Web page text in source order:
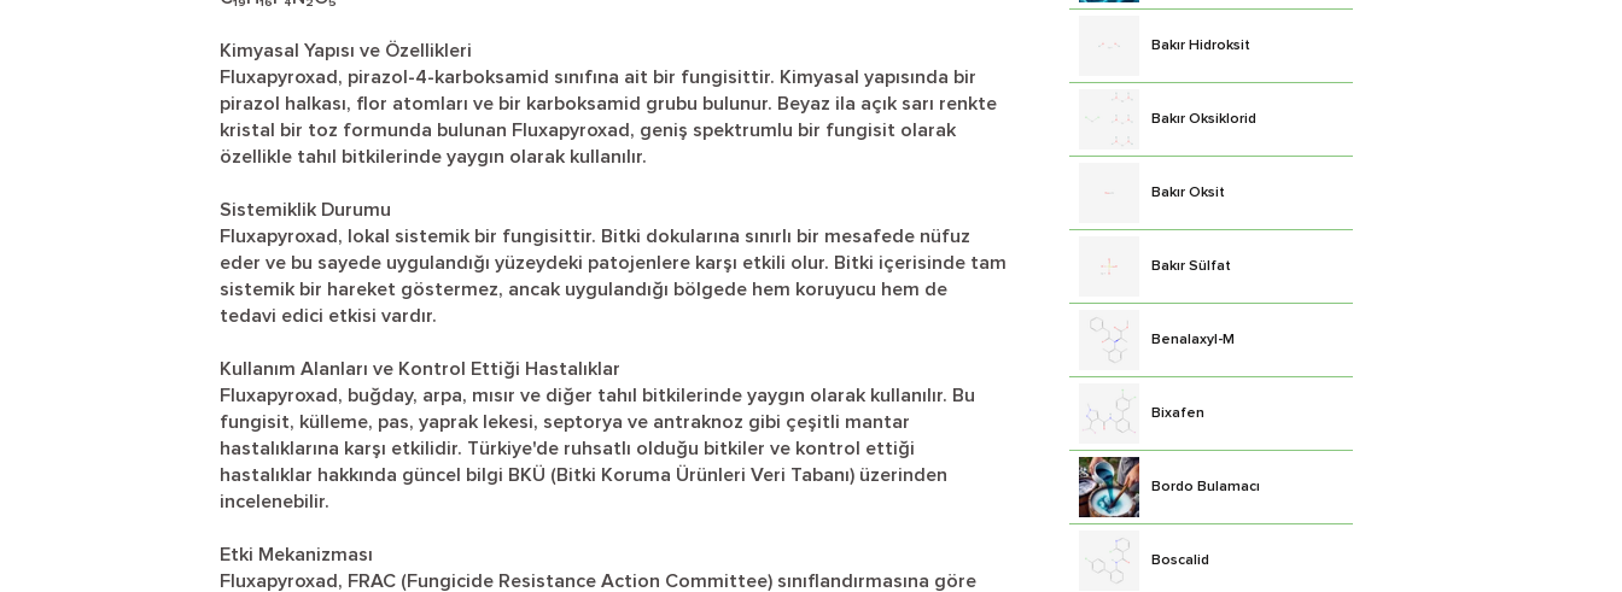
Kimyasal Yapısı ve Özellikleri
Fluxapyroxad, pirazol-4-karboksamid sınıfına ait bir fungisittir. Kimyasal yapısında bir
pirazol halkası, flor atomları ve bir karboksamid grubu bulunur. Beyaz ila açık sarı renkte
kristal bir toz formunda bulunan Fluxapyroxad, geniş spektrumlu bir fungisit olarak
özellikle tahıl bitkilerinde yaygın olarak kullanılır.
Sistemiklik Durumu
Fluxapyroxad, lokal sistemik bir fungisittir. Bitki dokularına sınırlı bir mesafede nüfuz
eder ve bu sayede uygulandığı yüzeydeki patojenlere karşı etkili olur. Bitki içerisinde tam
sistemik bir hareket göstermez, ancak uygulandığı bölgede hem koruyucu hem de
tedavi edici etkisi vardır.
Kullanım Alanları ve Kontrol Ettiği Hastalıklar
Fluxapyroxad, buğday, arpa, mısır ve diğer tahıl bitkilerinde yaygın olarak kullanılır. Bu
fungisit, külleme, pas, yaprak lekesi, septorya ve antraknoz gibi çeşitli mantar
hastalıklarına karşı etkilidir. Türkiye'de ruhsatlı olduğu bitkiler ve kontrol ettiği
hastalıklar hakkında güncel bilgi BKÜ (Bitki Koruma Ürünleri Veri Tabanı) üzerinden
incelenebilir.
Etki Mekanizması
Fluxapyroxad, FRAC (Fungicide Resistance Action Committee) sınıflandırmasına göre
Bakır Hidroksit
Bakır Oksiklorid
Bakır Oksit
Bakır Sülfat
Benalaxyl-M
Bixafen
Bordo Bulamacı
Boscalid